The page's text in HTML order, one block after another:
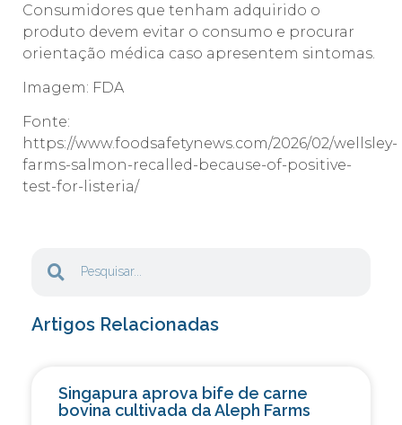
Consumidores que tenham adquirido o
produto devem evitar o consumo e procurar
orientação médica caso apresentem sintomas.
Imagem: FDA
Fonte:
https://www.foodsafetynews.com/2026/02/wellsley-
farms-salmon-recalled-because-of-positive-
test-for-listeria/
Artigos Relacionadas
Singapura aprova bife de carne
bovina cultivada da Aleph Farms